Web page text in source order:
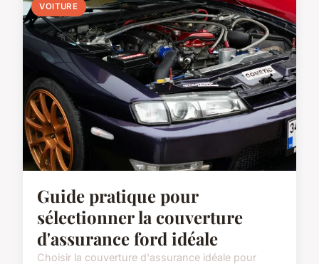
VOITURE
Guide pratique pour
sélectionner la couverture
d'assurance ford idéale
Choisir la couverture d'assurance idéale pour